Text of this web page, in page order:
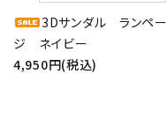
3Dサンダル ランペー
ジ ネイビー
4,950円(税込)